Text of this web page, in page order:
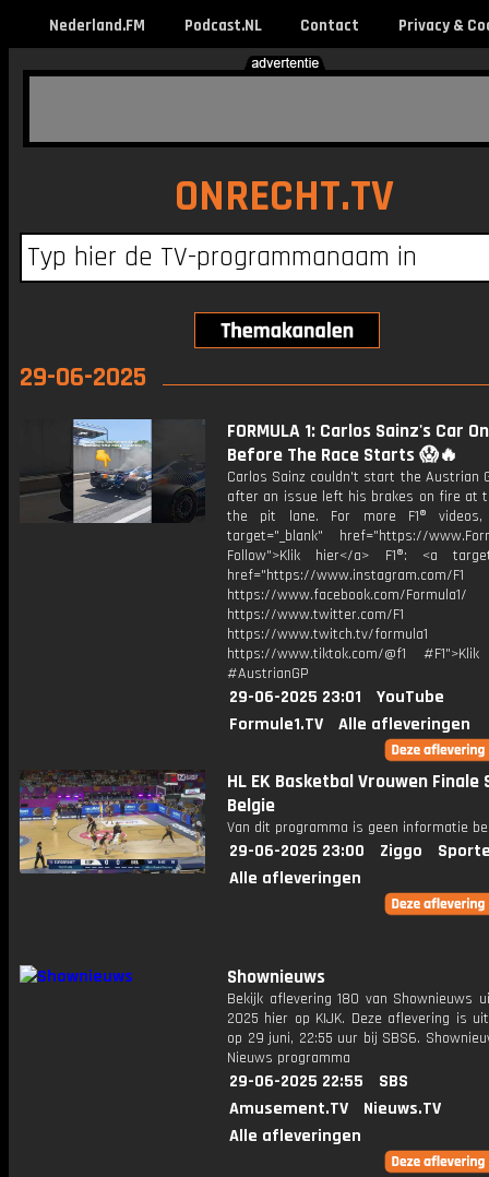
Nederland.FM Podcast.NL Contact Privacy &
ONRECHT.TV
29-06-2025
FORMULA 1: Carlos Sainz's Car
Before The Race Starts 😱🔥
Carlos Sainz couldn't start the Austrian
after an issue left his brakes on fire at
the pit lane. For more F1®
target="_blank" href="https://
Follow">Klik hier</a> F1®: <a
href="https://www.instagram.com/F1
https://www.facebook.com/Formula1/
https://www.twitter.com/F1
https://www.twitch.tv/formula1
https://www.tiktok.com/@f1
#AustrianGP
29-06-2025 23:01
YouTube
Formule1.TV
Alle afleveringen
HL EK Basketbal Vrouwen Finale
Belgie
Van dit programma is geen informatie
29-06-2025 23:00 Ziggo
Alle afleveringen
Shownieuws
Bekijk aflevering 180 van Shownieuws
2025 hier op KIJK. Deze aflevering is
op 29 juni, 22:55 uur bij SBS6.
Nieuws programma
29-06-2025 22:55
SBS
Amusement.TV
Nieuws.TV
Alle afleveringen